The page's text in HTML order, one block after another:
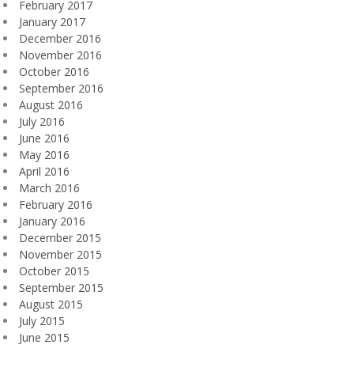
February 2017
January 2017
December 2016
November 2016
October 2016
September 2016
August 2016
July 2016
June 2016
May 2016
April 2016
March 2016
February 2016
January 2016
December 2015
November 2015
October 2015
September 2015
August 2015
July 2015
June 2015